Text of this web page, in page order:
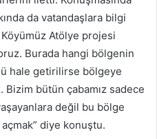
da vatandaşlara bilgi
Atölye projesi
Burada hangi bölgenin
hale getirilirse bölgeye
Bizim bütün çabamız sadece
değil bu bölge
açmak” diye konuştu.